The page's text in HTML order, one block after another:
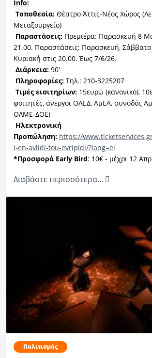
Info:
Τοποθεσία: Θέατρο Άττις-Νέος Χώρος
Μεταξουργείο)
Παραστάσεις:Πρεμιέρα: Παρασκευή 8
21.00. Παραστάσεις: Παρασκευή, Σάββατο
Κυριακή στις 20.00. Έως 7/6/26.
Διάρκεια:90'
Πληροφορίες:Τηλ.: 210-3225207
Τιμές εισιτηρίων: 15ευρώ (κανονικό),
φοιτητές, άνεργοι ΟΑΕΔ, ΑμΕΑ, συνοδός
ΟΛΜΕ-ΔΟΕ)
Ηλεκτρονική
Προπώληση: https://
i-en-avlidi-tou-evripidi/?lang=el
*Προσφορά Early Bird: 10€ - μέχρι 12
Διαβάστε περισσότερα...
Πολιτισμός